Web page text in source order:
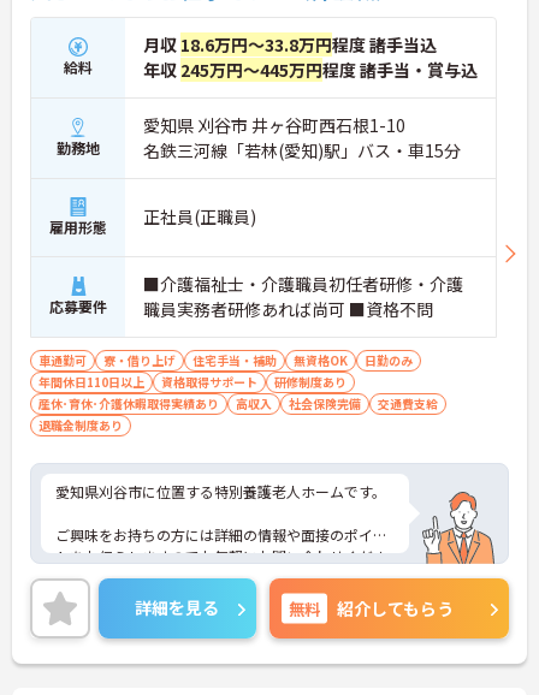
給料
月収 18.6万円～33.8万円程度 諸手当込
年収 245万円～445万円程度 諸手当・賞与込
勤務地
愛知県 刈谷市 井ヶ谷町西石根1-10
名鉄三河線「若林(愛知)駅」バス・車15分
雇用形態 正社員(正職員)
応募要件
■介護福祉士・介護職員初任者研修・介護
職員実務者研修あれば尚可 ■資格不問
車通勤可 寮・借り上げ 住宅手当・補助 無資格OK
日勤のみ
年間休日110日以上
資格取得サポート
研修制度あり
産休･育休･介護休暇取得実績あり
高収入 社会保険完備
交通費支給
退職金制度あり
愛知県刈谷市に位置する特別養護老人ホームです。
ご興味をお持ちの方には詳細の情報や面接のポイン
トをお伝えしますのでお気軽にお問い合わせくださ
いませ。
詳細を見る 無料 紹介してもらう